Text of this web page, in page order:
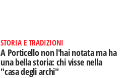
STORIA E TRADIZIONI
A Porticello non l'hai notata ma ha
una bella storia: chi visse nella
"casa degli archi"